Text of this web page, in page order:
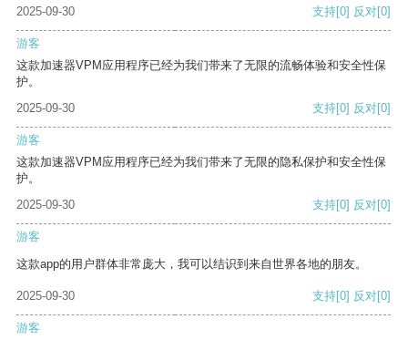
2025-09-30 支持[0] 反对[0]
游客
这款加速器VPM应用程序已经为我们带来了无限的流畅体验和安全性保
护。
2025-09-30
支持[0] 反对[0]
游客
这款加速器VPM应用程序已经为我们带来了无限的隐私保护和安全性保
护。
2025-09-30
支持[0] 反对[0]
游客
这款app的用户群体非常庞大，我可以结识到来自世界各地的朋友。
2025-09-30 支持[0] 反对[0]
游客